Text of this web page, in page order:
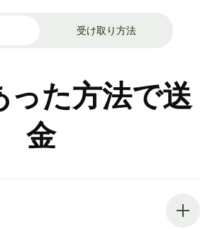
受け取り方法
った方法で送
金